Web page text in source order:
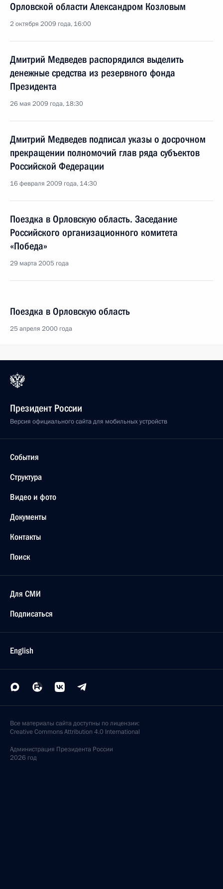
Орловской области Александром Козловым
2 октября 2009 года, 16:00
Дмитрий Медведев распорядился выделить
денежные средства из резервного фонда
Президента
26 мая 2009 года, 18:30
Дмитрий Медведев подписал указы о досрочном
прекращении полномочий глав ряда субъектов
Российской Федерации
16 февраля 2009 года, 14:30
Поездка в Орловскую область. Заседание
Российского организационного комитета
«Победа»
29 марта 2005 года
Поездка в Орловскую область
25 апреля 2000 года
Президент России
Версия официального сайта для мобильных устройств
События
Структура
Видео и фото
Документы
Контакты
Поиск
Для СМИ
Подписаться
English
Все материалы сайта доступны по лицензии:
Creative Commons Attribution 4.0 International
Администрация Президента России
2026 год